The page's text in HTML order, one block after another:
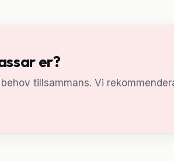
er?
tillsammans. Vi